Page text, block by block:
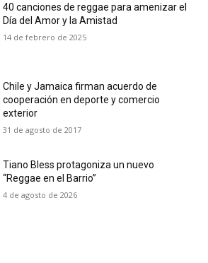
40 canciones de reggae para amenizar el
Día del Amor y la Amistad
14 de febrero de 2025
Chile y Jamaica firman acuerdo de
cooperación en deporte y comercio
exterior
31 de agosto de 2017
Tiano Bless protagoniza un nuevo
“Reggae en el Barrio”
4 de agosto de 2026